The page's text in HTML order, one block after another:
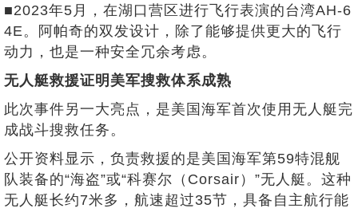
■2023年5月，在湖口营区进行飞行表演的台湾AH-6
4E。阿帕奇的双发设计，除了能够提供更大的飞行
动力，也是一种安全冗余考虑。
无人艇救援证明美军搜救体系成熟
此次事件另一大亮点，是美国海军首次使用无人艇完
成战斗搜救任务。
公开资料显示，负责救援的是美国海军第59特混舰
队装备的“海盗”或“科赛尔（Corsair）”无人艇。这种
无人艇长约7米多，航速超过35节，具备自主航行能